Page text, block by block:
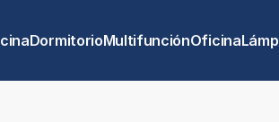
DormitorioMultifunciónOficina